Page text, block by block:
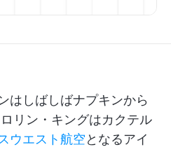
はしばしばナプキンから
リン・キングはカクテル
ウエスト航空となるアイ